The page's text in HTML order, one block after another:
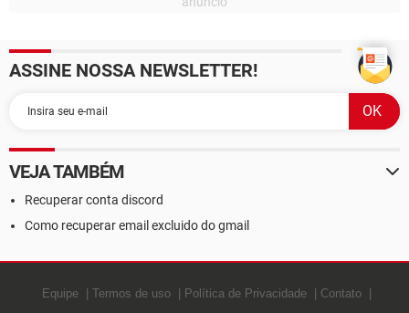
ASSINE NOSSA NEWSLETTER!
VEJA TAMBÉM
Recuperar conta discord
Como recuperar email excluido do gmail
Equipe Termos de uso Política de Privacidade
Contato